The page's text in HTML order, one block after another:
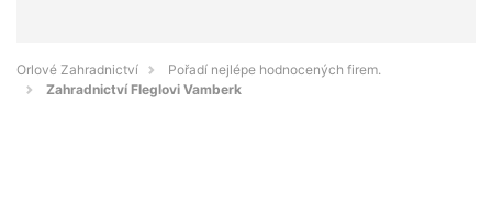
Orlové Zahradnictví
Pořadí nejlépe hodnocených firem.
Zahradnictví Fleglovi Vamberk